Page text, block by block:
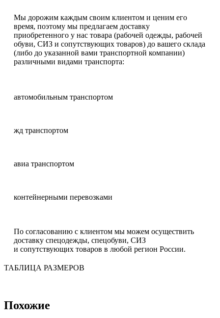
Мы дорожим каждым своим клиентом и ценим его
время, поэтому мы предлагаем доставку
приобретенного у нас товара (рабочей одежды, рабочей
обуви, СИЗ и сопутствующих товаров) до вашего склада
(либо до указанной вами транспортной компании)
различными видами транспорта:
автомобильным транспортом
жд транспортом
авиа транспортом
контейнерными перевозками
По согласованию с клиентом мы можем осуществить
доставку спецодежды, спецобуви, СИЗ
и сопутствующих товаров в любой регион России.
ТАБЛИЦА РАЗМЕРОВ
Похожие